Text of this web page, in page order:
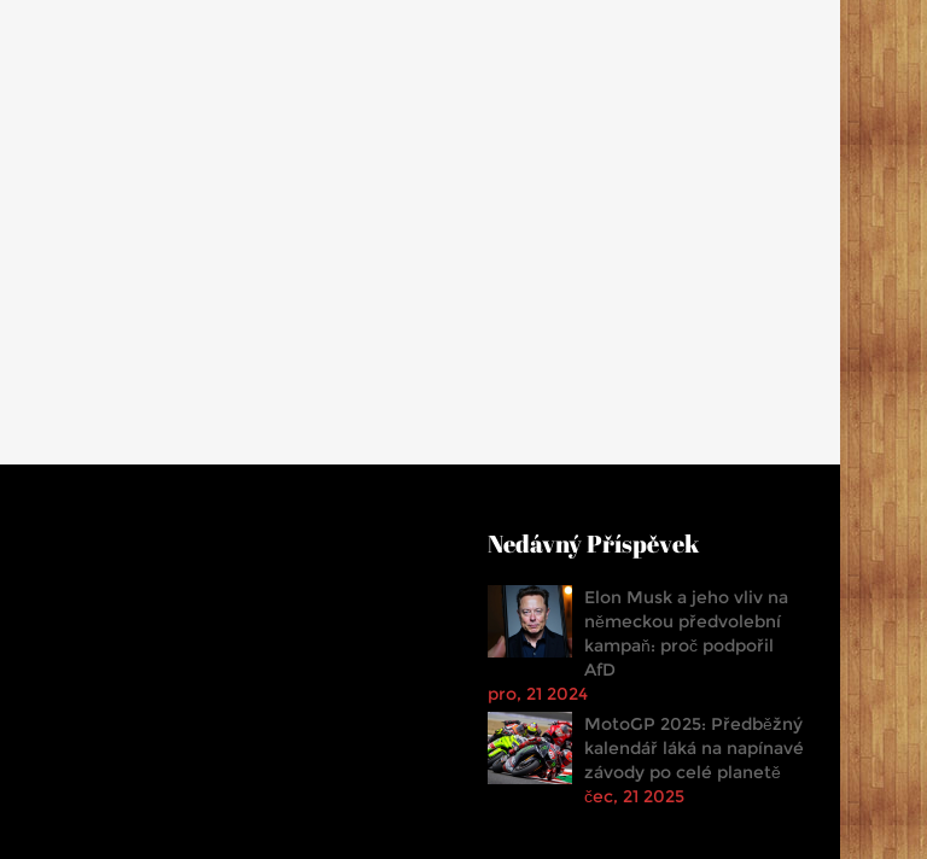
Nedávný Příspěvek
Elon Musk a jeho vliv na
německou předvolební
kampaň: proč podpořil
AfD
pro, 21 2024
MotoGP 2025: Předběžný
kalendář láká na napínavé
závody po celé planetě
čec, 21 2025